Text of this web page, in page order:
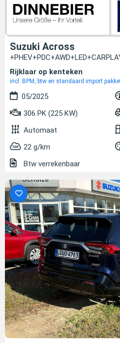
Suzuki Across
Rijklaar op kenteken
incl. BPM, btw en standaard import
05/2025
306 PK (225 KW)
Automaat
22 g/km
Btw verrekenbaar